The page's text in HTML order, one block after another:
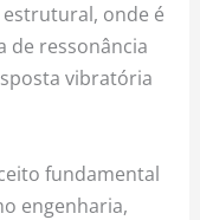
onde é
de ressonância
vibratória
fundamental
engenharia,